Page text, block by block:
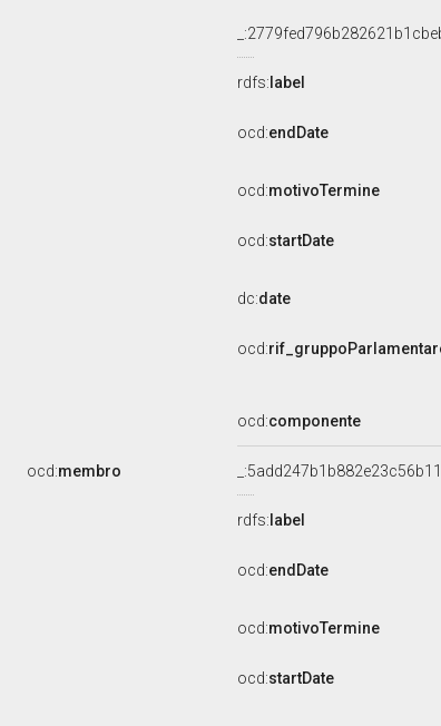
rdfs: label
ocd:endDate
ocd:motivoTermine
ocd:startDate
dc:date
ocd:
ocd:componente
ocd:membro
rdfs: label
ocd:endDate
ocd:motivoTermine
ocd:startDate